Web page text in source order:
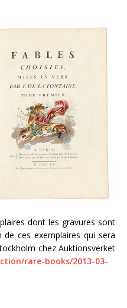
dont les gravures sont
de ces exemplaires qui sera
chez Auktionsverket
rare-books/2013-03-